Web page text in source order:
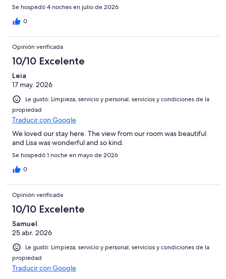
Se hospedó 4 noches en julio de 2026
0
Opinión verificada
10/10 Excelente
Leia
17 may. 2026
Le gustó: Limpieza, servicio y personal, servicios y condiciones de la
propiedad
Traducir con Google
We loved our stay here. The view from our room was beautiful
and Lisa was wonderful and so kind.
Se hospedó 1 noche en mayo de 2026
0
Opinión verificada
10/10 Excelente
Samuel
25 abr. 2026
Le gustó: Limpieza, servicio y personal, servicios y condiciones de la
propiedad
Traducir con Google